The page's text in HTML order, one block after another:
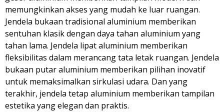
memungkinkan akses yang mudah ke luar ruangan.
Jendela bukaan tradisional aluminium memberikan
sentuhan klasik dengan daya tahan aluminium yang
tahan lama. Jendela lipat aluminium memberikan
fleksibilitas dalam merancang tata letak ruangan. Jendela
bukaan putar aluminium memberikan pilihan inovatif
untuk memaksimalkan sirkulasi udara. Dan yang
terakhir, jendela tetap aluminium memberikan tampilan
estetika yang elegan dan praktis.